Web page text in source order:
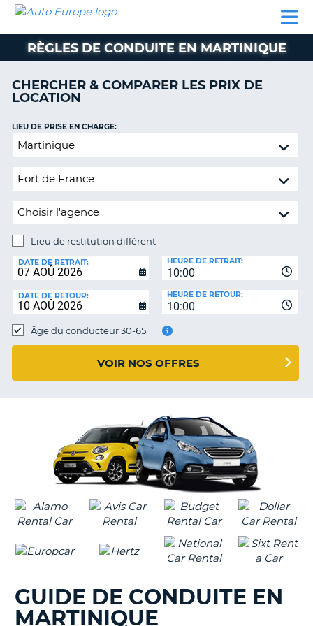
LOCATION
VOITURE
CAMPING-
CAR
CLIENT
AUTO
EUROPE
LOCATION
VOITURE
CAMPING-
CAR
PARTENAIRES
SUPPORT
CLIENT
COMPTE
MA
RÈGLES DE CONDUITE EN MARTINIQUE
CHERCHER & COMPARER LES PRIX DE
LOCATION
Lieu
restitution
LIEU DE PRISE EN CHARGE:
Lieu de restitution différent
DE
RESTITUTION:
DATE DE RETRAIT:
10:00
HEURE DE RETRAIT:
DATE DE RETOUR:
10:00
HEURE DE RETOUR:
Âge du conducteur 30-65
VOIR NOS OFFRES
GUIDE DE CONDUITE EN
MARTINIQUE